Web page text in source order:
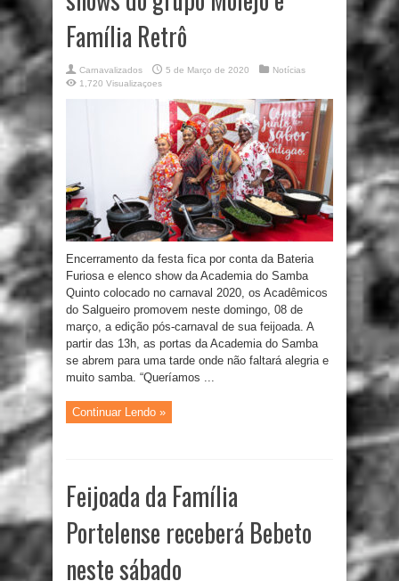
Família Retrô
Carnavalizados 5 de Março de 2020
Notícias
1,720 Visualizaçoes
Encerramento da festa fica por conta da Bateria
Furiosa e elenco show da Academia do Samba
Quinto colocado no carnaval 2020, os Acadêmicos
do Salgueiro promovem neste domingo, 08 de
março, a edição pós-carnaval de sua feijoada. A
partir das 13h, as portas da Academia do Samba
se abrem para uma tarde onde não faltará alegria e
muito samba. “Queríamos ...
Continuar Lendo »
Feijoada da Família
Portelense receberá Bebeto
neste sábado